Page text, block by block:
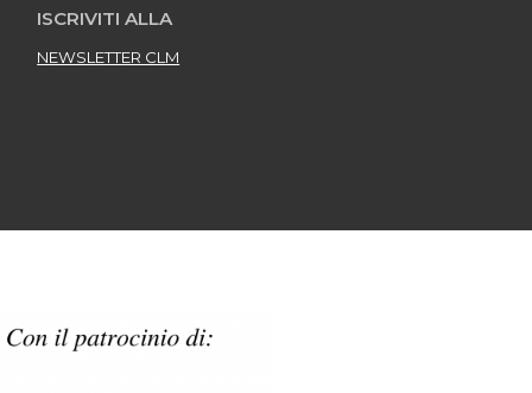
ISCRIVITI ALLA
NEWSLETTER CLM